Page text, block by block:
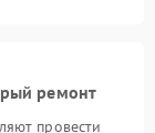
ремонт
провести